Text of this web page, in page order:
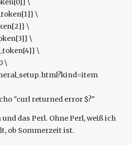
\
\
\
\
\
\
"curl returned error $?"
das Perl. Ohne Perl, weiß ich
ob Sommerzeit ist.